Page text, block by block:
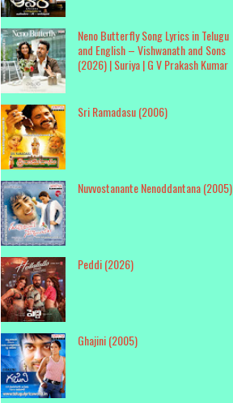
Neno Butterfly Song Lyrics in Telugu
and English – Vishwanath and Sons
(2026) | Suriya | G V Prakash Kumar
Sri Ramadasu (2006)
Nuvvostanante Nenoddantana (2005)
Peddi (2026)
Ghajini (2005)